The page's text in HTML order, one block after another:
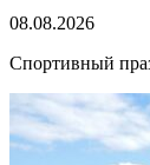
08.08.2026
Спортивный